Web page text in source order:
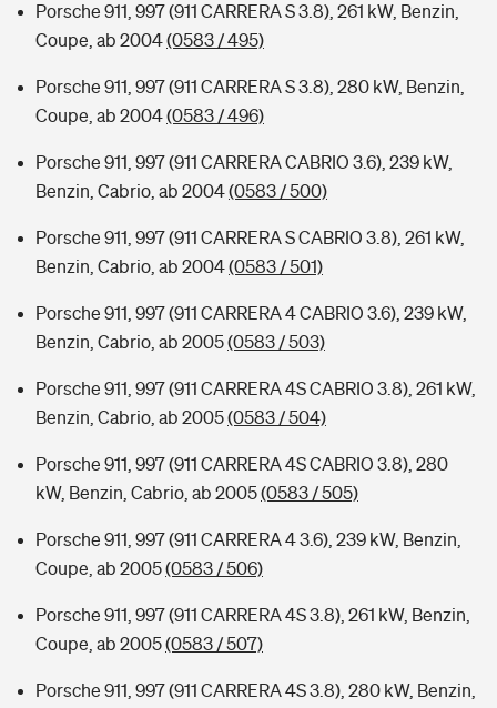
Porsche 911, 997 (911 CARRERA S 3.8), 261 kW, Benzin,
Coupe, ab 2004(0583 / 495)
Porsche 911, 997 (911 CARRERA S 3.8), 280 kW, Benzin,
Coupe, ab 2004(0583 / 496)
Porsche 911, 997 (911 CARRERA CABRIO 3.6), 239 kW,
Benzin, Cabrio, ab 2004(0583 / 500)
Porsche 911, 997 (911 CARRERA S CABRIO 3.8), 261 kW,
Benzin, Cabrio, ab 2004(0583 / 501)
Porsche 911, 997 (911 CARRERA 4 CABRIO 3.6), 239 kW,
Benzin, Cabrio, ab 2005(0583 / 503)
Porsche 911, 997 (911 CARRERA 4S CABRIO 3.8), 261 kW,
Benzin, Cabrio, ab 2005(0583 / 504)
Porsche 911, 997 (911 CARRERA 4S CABRIO 3.8), 280
kW, Benzin, Cabrio, ab 2005(0583 / 505)
Porsche 911, 997 (911 CARRERA 4 3.6), 239 kW, Benzin,
Coupe, ab 2005(0583 / 506)
Porsche 911, 997 (911 CARRERA 4S 3.8), 261 kW, Benzin,
Coupe, ab 2005(0583 / 507)
Porsche 911, 997 (911 CARRERA 4S 3.8), 280 kW, Benzin,